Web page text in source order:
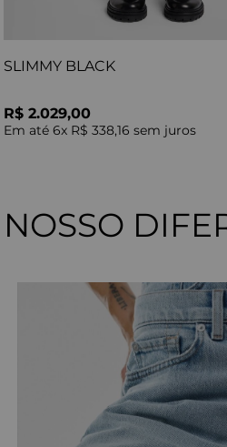
SLIMMY BLACK
R$ 2.029,00
Em até 6x R$ 338,16 sem juros
NOSSO